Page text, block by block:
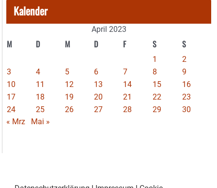
Kalender
April 2023
M D M D F S S
1
2
3
4 5 6 7 8
9
10
11 12 13 14 15
16
17
18 19 20 21 22
23
24
25 26 27 28 29
30
« Mrz
Mai »